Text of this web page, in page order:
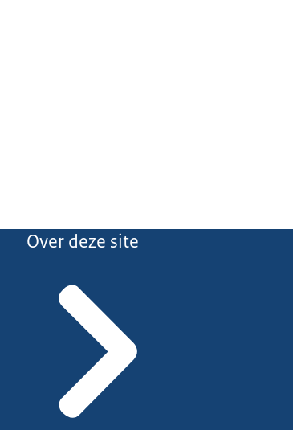
Over deze site